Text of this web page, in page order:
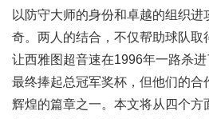
以防守大师的身份和卓越的组织
奇。两人的结合，不仅帮助球队取
让西雅图超音速在1996年一路杀
最终捧起总冠军奖杯，但他们的合
辉煌的篇章之一。本文将从四个方